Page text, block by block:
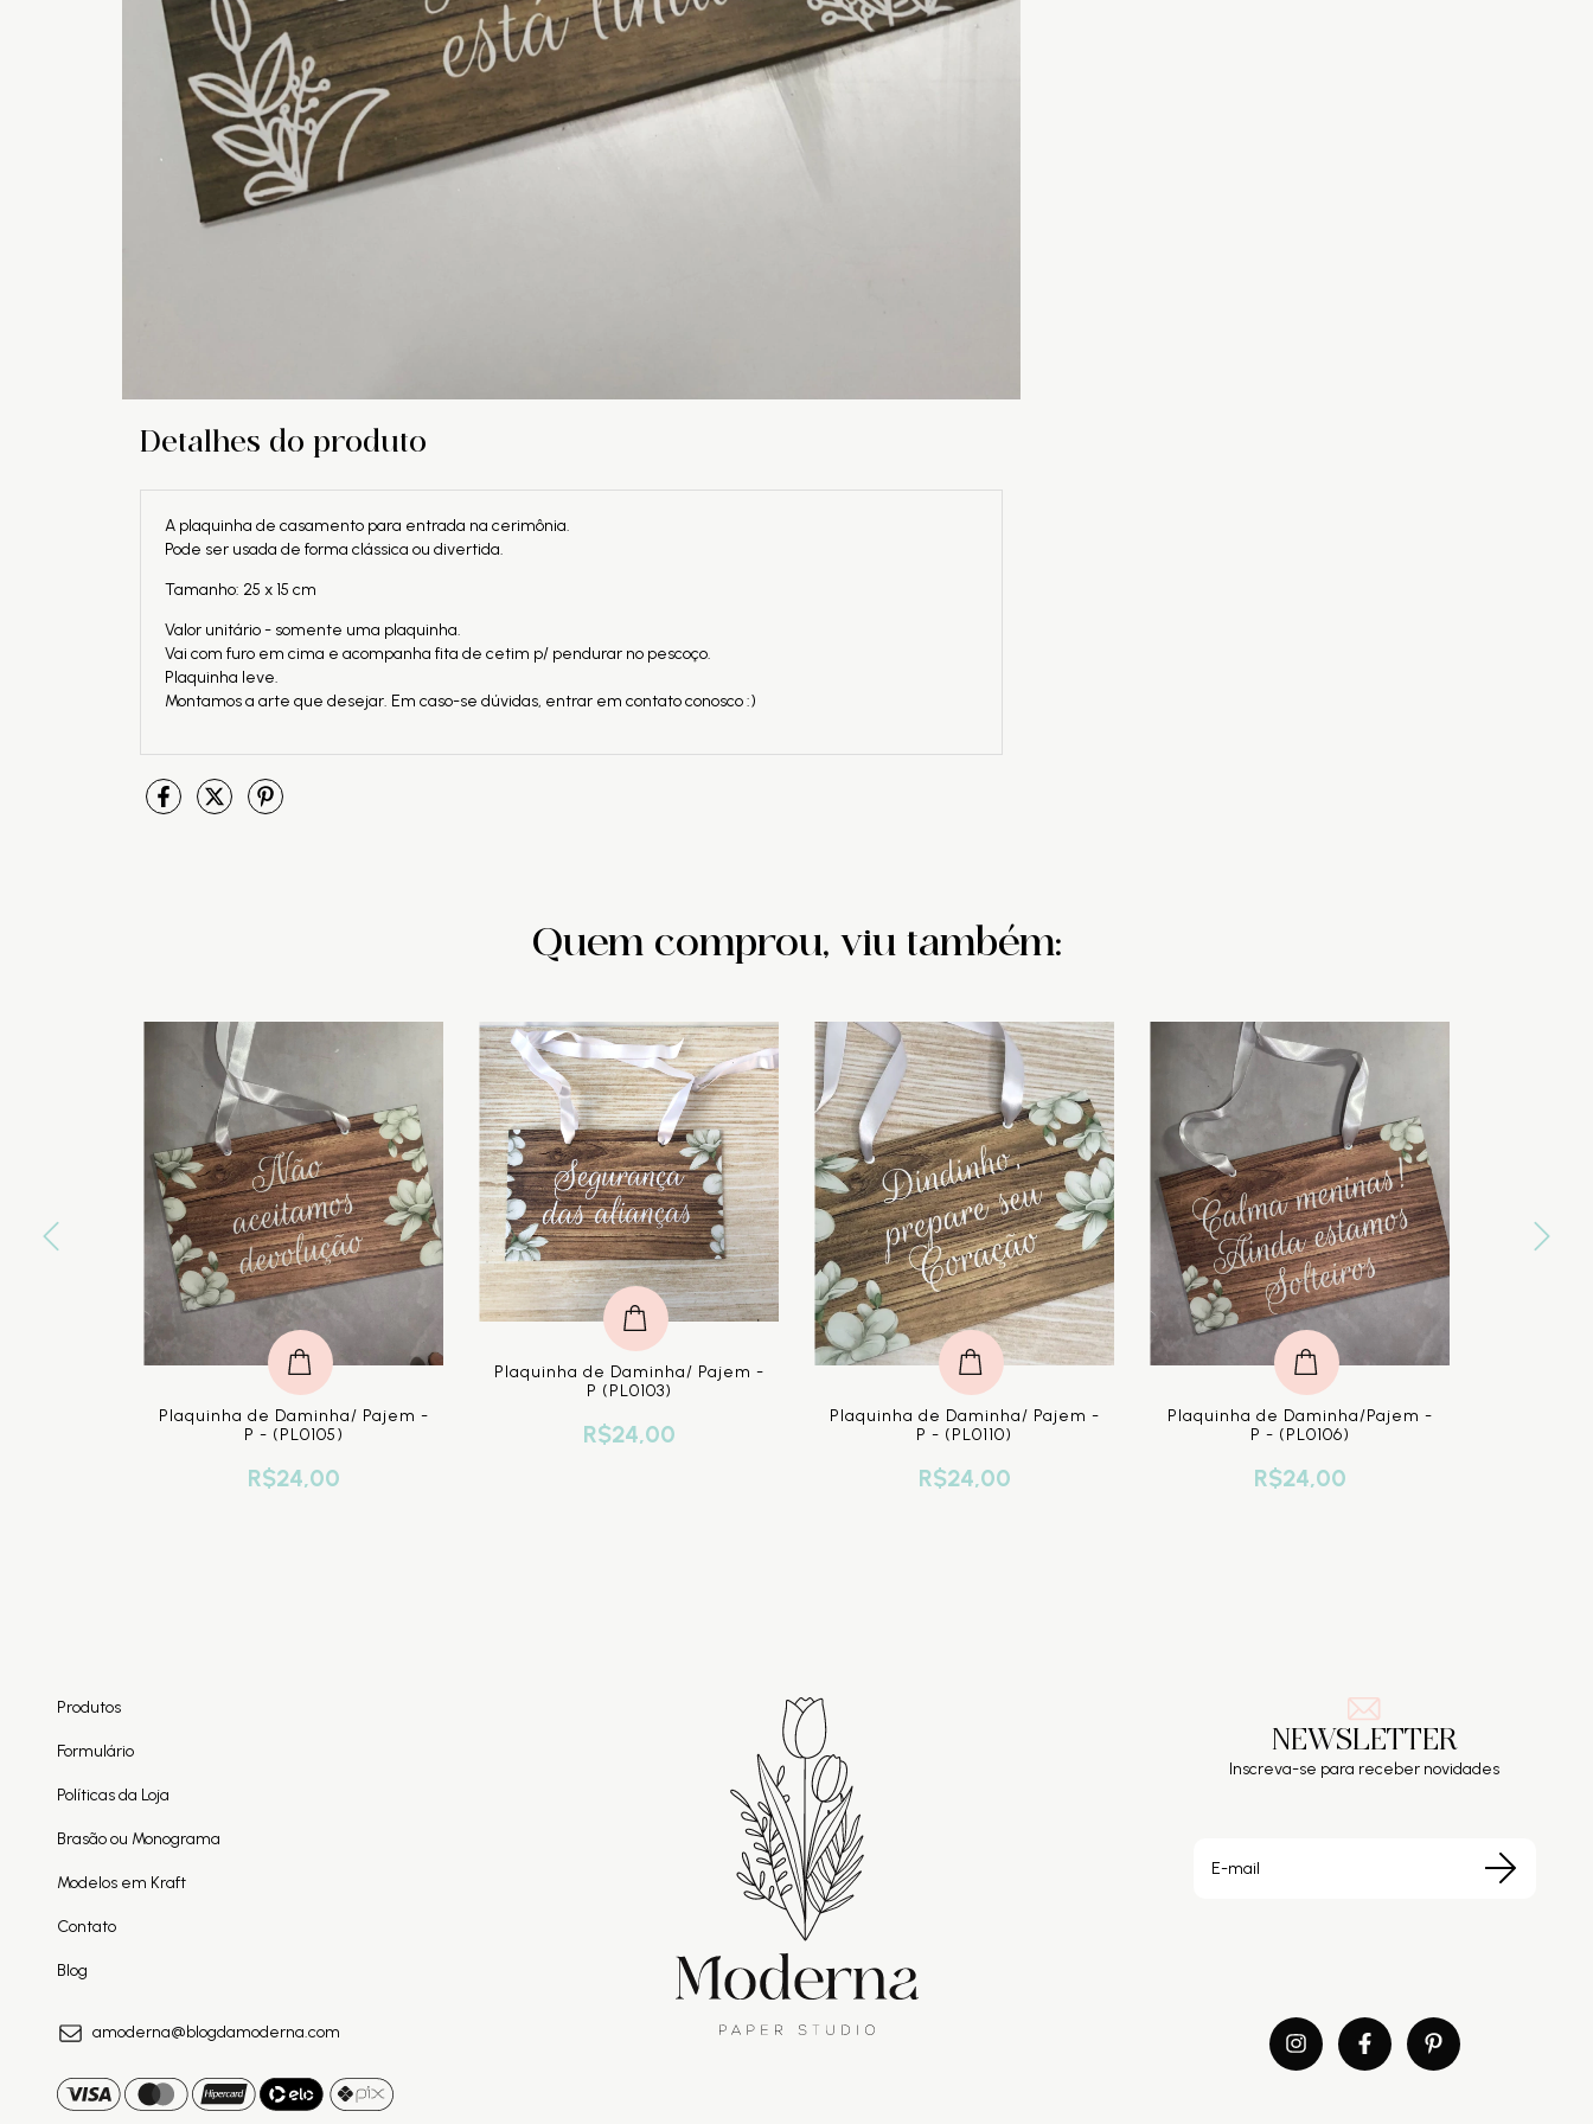
Detalhes do produto
A plaquinha de casamento para entrada na cerimônia.
Pode ser usada de forma clássica ou divertida.
Tamanho: 25 x 15 cm
Valor unitário - somente uma plaquinha.
Vai com furo em cima e acompanha fita de cetim p/ pendurar no pescoço.
Plaquinha leve.
Montamos a arte que desejar. Em caso-se dúvidas, entrar em contato conosco :)
Quem comprou, viu também:
Plaquinha de Daminha/ Pajem -
P - (PL0105)
R$24,00
Plaquinha de Daminha/ Pajem -
P (PL0103)
R$24,00
Plaquinha de Daminha/ Pajem -
P - (PL0110)
R$24,00
Plaquinha de Daminha/Pajem -
P - (PL0106)
R$24,00
Produtos
Formulário
Políticas da Loja
Brasão ou Monograma
Modelos em Kraft
Contato
Blog
amoderna@blogdamoderna.com
NEWSLETTER
Inscreva-se para receber novidades